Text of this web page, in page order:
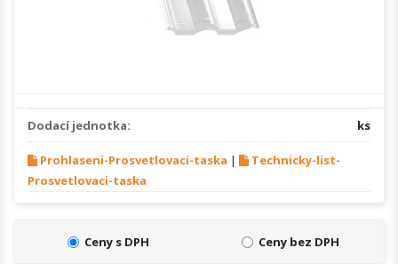
Dodací jednotka: ks
Prohlaseni-Prosvetlovaci-taska |
Technicky-list-
Prosvetlovaci-taska
Ceny s DPH Ceny bez DPH